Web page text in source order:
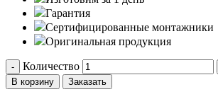
Гарантия
Сертифицированные монтажники
Оригинальная продукция
- Количество
В корзину
Заказать